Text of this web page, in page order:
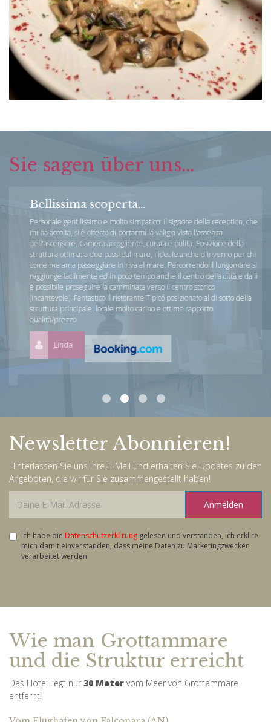
Sie sagen über uns...
Bellissima scoperta...
Personale gentilissimo e molto simpatico: il signore della reception, che
mi ha accolta, si è offerto di portarmi la valigia vista l'assenza
dell'ascensore. Camera accogliente, curata e pulita. Posizione della
struttura ottima: a due passi dal mare, l'ideale anche d'inverno per chi
come me ama passeggiare in riva al mare. Percorrendo il lungomare si
raggiunge facilmente ed in poco tempo anche il centro della città e da lì
è possibile proseguire la camminata verso il centro storico
(incantevole). Fantastico il ristorante Tipicó posizionato al di sotto della
struttura principale: locale molto carino e ottimo rapporto
qualità/prezzo
Linda
Newsletter Abonnieren!
Hinterlassen Sie uns Ihre E-Mail und erhalten Sie Updates zu den
Angeboten, die wir für Sie zusammengestellt haben!
Anmelden
Ich habe die Datenschutzerkl rung gelesen und verstanden, ich erkl re
mich damit einverstanden, dass meine Daten zu Marketingzwecken
verarbeitet werden
Wie man Grottammare
und die Struktur erreicht
Das Hotel liegt nur 30 Meter vom Meer von Grottammare
entfernt!